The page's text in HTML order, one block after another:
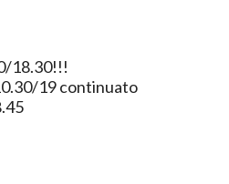
18.30!!!
19 continuato